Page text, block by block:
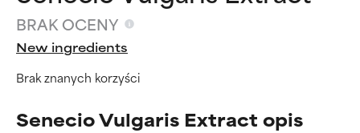
BRAK OCENY
New ingredients
Brak znanych korzyści
Senecio Vulgaris Extract opis